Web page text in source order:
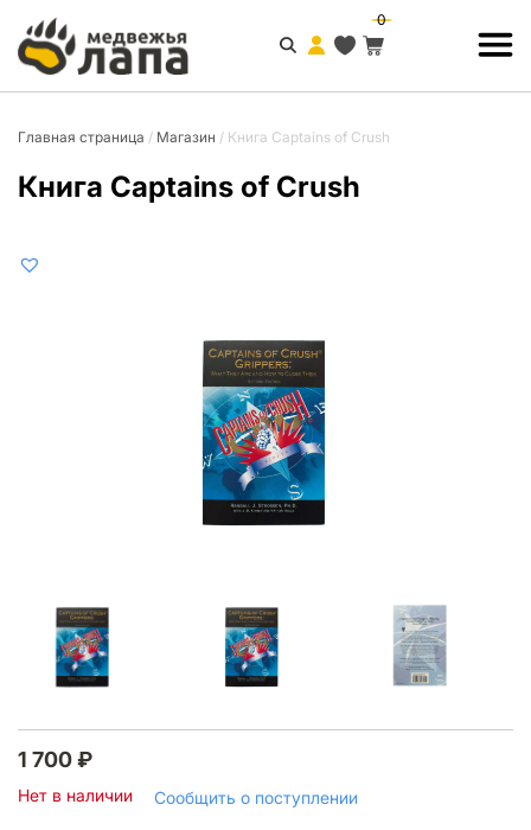
0
Главная страница / Магазин / Книга Captains of Crush
Книга Captains of Crush
1 700₽
Нет в наличии Сообщить о поступлении